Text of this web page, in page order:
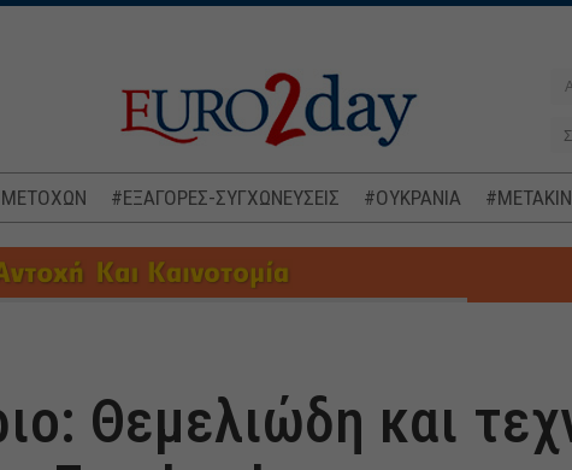
ΜΕΤΟΧΩΝ #ΕΞΑΓΟΡΕΣ-ΣΥΓΧΩΝΕΥΣΕΙΣ #ΟΥΚΡΑΝΙΑ
Θεμελιώδη και